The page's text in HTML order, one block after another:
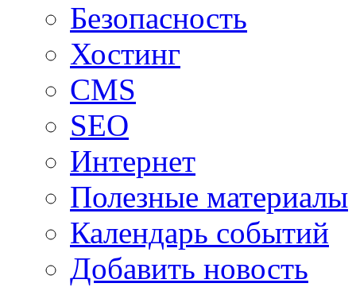
Безопасность
Хостинг
CMS
SEO
Интернет
Полезные материалы
Календарь событий
Добавить новость